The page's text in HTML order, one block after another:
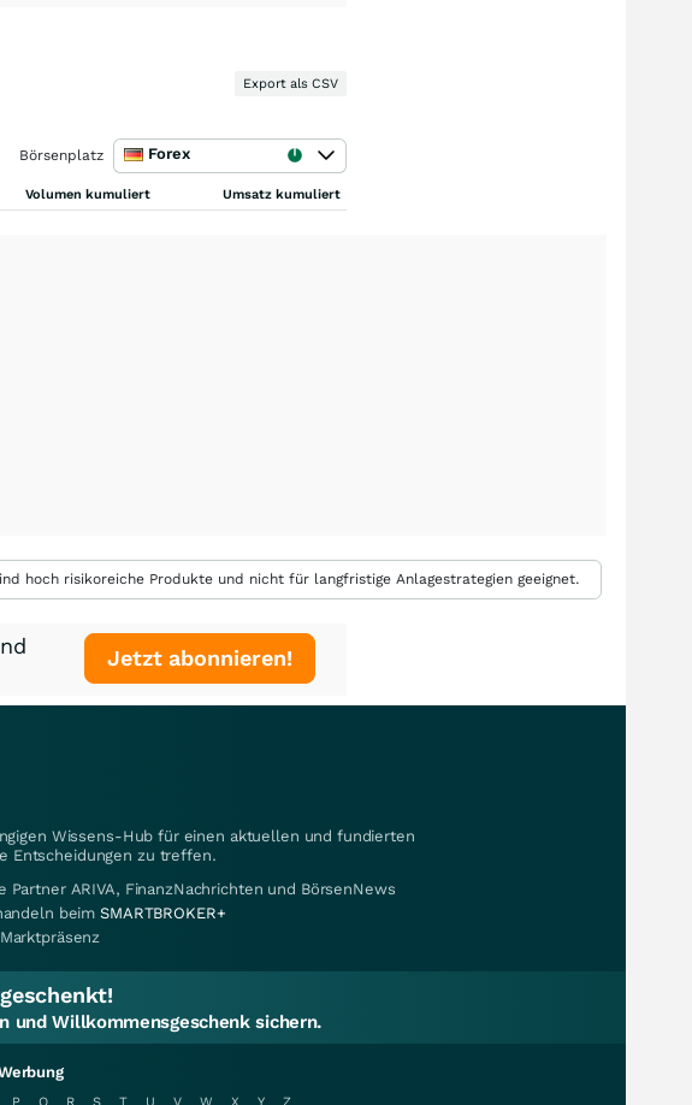
Export als CSV
Börsenplatz Forex
Volumen kumuliert Umsatz kumuliert
hoch risikoreiche Produkte und nicht für langfristige Anlagestrategien geeignet.
Jetzt abonnieren!
Wissens-Hub für einen aktuellen und fundierten
Entscheidungen zu treffen.
Partner ARIVA, FinanzNachrichten und BörsenNews
beimSMARTBROKER+
und Willkommensgeschenk sichern.